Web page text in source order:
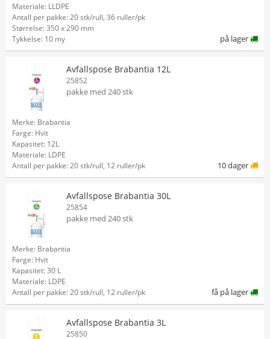
Materiale: LLDPE
Antall per pakke: 20 stk/rull, 36 ruller/pk
Størrelse: 350 x 290 mm
Tykkelse: 10 my
på lager
Avfallspose Brabantia 12L
25852
pakke med 240 stk
Merke: Brabantia
Farge: Hvit
Kapasitet: 12L
Materiale: LDPE
Antall per pakke: 20 stk/rull, 12 ruller/pk
10 dager
Avfallspose Brabantia 30L
25854
pakke med 240 stk
Merke: Brabantia
Farge: Hvit
Kapasitet: 30 L
Materiale: LDPE
Antall per pakke: 20 stk/rull, 12 ruller/pk
få på lager
Avfallspose Brabantia 3L
25850